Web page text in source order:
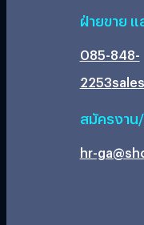
ฝ่ายขาย แ
085-848-
2253
สมัครงาน
hr-